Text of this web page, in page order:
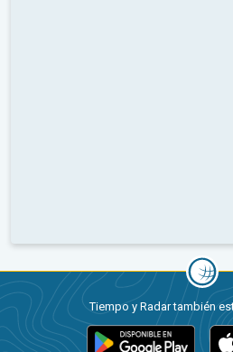
Tiempo y Radar también